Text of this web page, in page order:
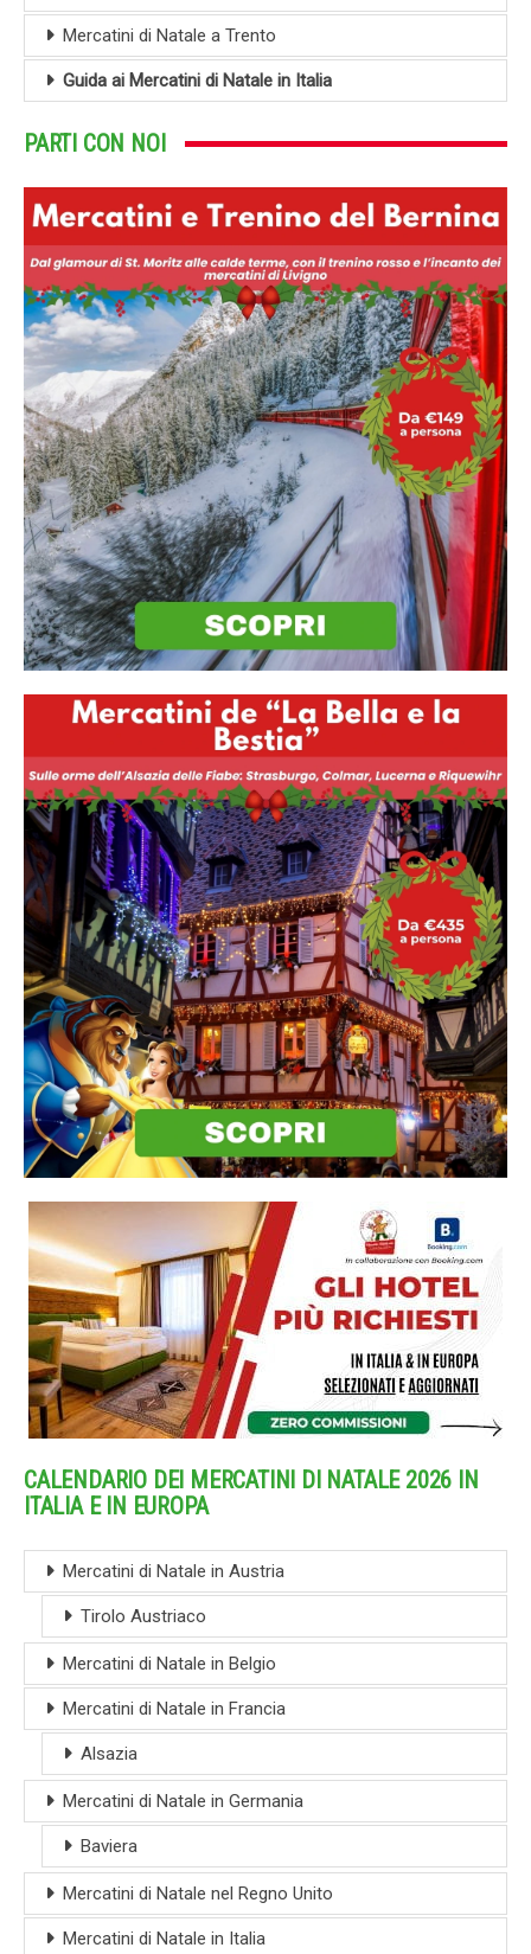
Mercatini di Natale a Trento
Guida ai Mercatini di Natale in Italia
PARTI CON NOI
CALENDARIO DEI MERCATINI DI NATALE 2026 IN
ITALIA E IN EUROPA
Mercatini di Natale in Austria
Tirolo Austriaco
Mercatini di Natale in Belgio
Mercatini di Natale in Francia
Alsazia
Mercatini di Natale in Germania
Baviera
Mercatini di Natale nel Regno Unito
Mercatini di Natale in Italia